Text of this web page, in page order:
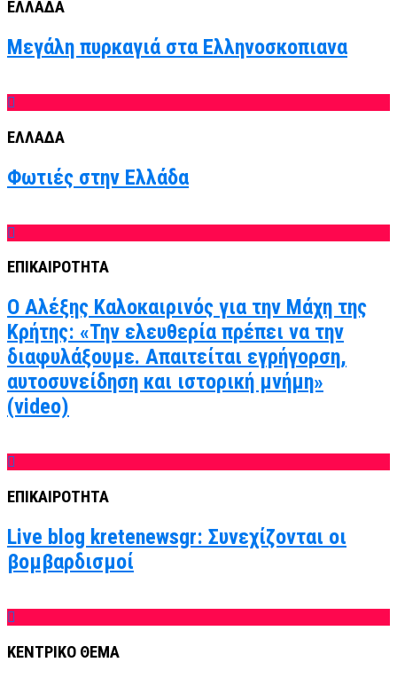
ΕΛΛΑΔΑ
Μεγάλη πυρκαγιά στα Ελληνοσκοπιανα
ΕΛΛΑΔΑ
Φωτιές στην Ελλάδα
ΕΠΙΚΑΙΡΟΤΗΤΑ
Ο Αλέξης Καλοκαιρινός για την Μάχη της
Κρήτης: «Την ελευθερία πρέπει να την
διαφυλάξουμε. Απαιτείται εγρήγορση,
αυτοσυνείδηση και ιστορική μνήμη»
(video)
ΕΠΙΚΑΙΡΟΤΗΤΑ
Live blog kretenewsgr: Συνεχίζονται οι
βομβαρδισμοί
ΚΕΝΤΡΙΚΟ ΘΕΜΑ